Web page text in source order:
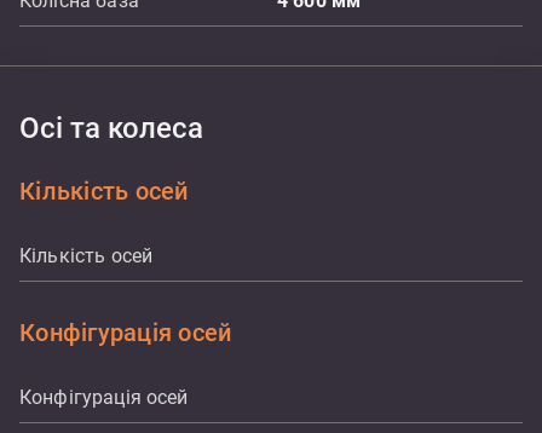
Осі та колеса
Кількість осей
Кількість осей
Конфігурація осей
Конфігурація осей